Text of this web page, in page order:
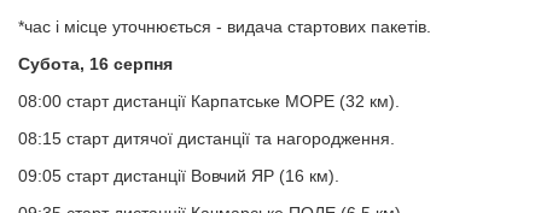
*час і місце уточнюється - видача стартових пакетів.
Субота, 16 серпня
08:00 старт дистанції Карпатське МОРЕ (32 км).
08:15 старт дитячої дистанції та нагородження.
09:05 старт дистанції Вовчий ЯР (16 км).